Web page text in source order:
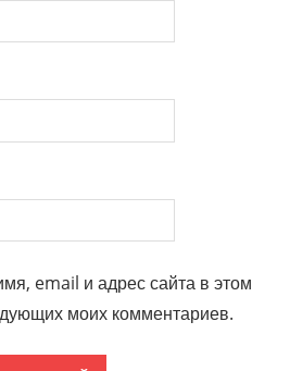
email и адрес сайта в этом
моих комментариев.